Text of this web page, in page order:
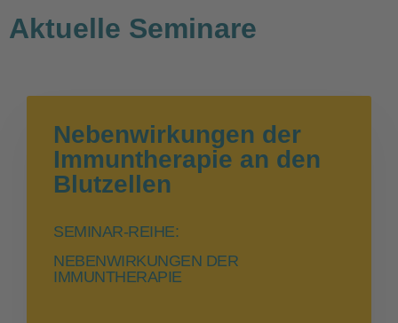
Aktuelle Seminare
Nebenwirkungen der
Immuntherapie an den
Blutzellen
SEMINAR-REIHE:
NEBENWIRKUNGEN DER
IMMUNTHERAPIE